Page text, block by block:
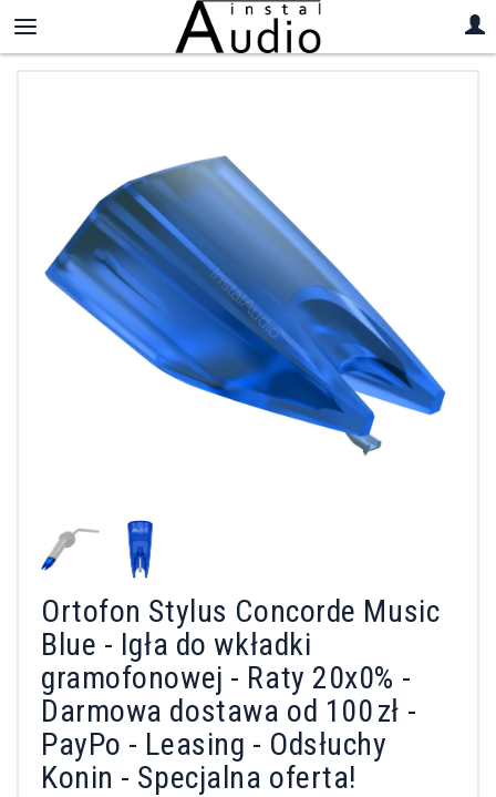
Ortofon Stylus Concorde Music
Blue - Igła do wkładki
gramofonowej - Raty 20x0% -
Darmowa dostawa od 100 zł -
PayPo - Leasing - Odsłuchy
Konin - Specjalna oferta!